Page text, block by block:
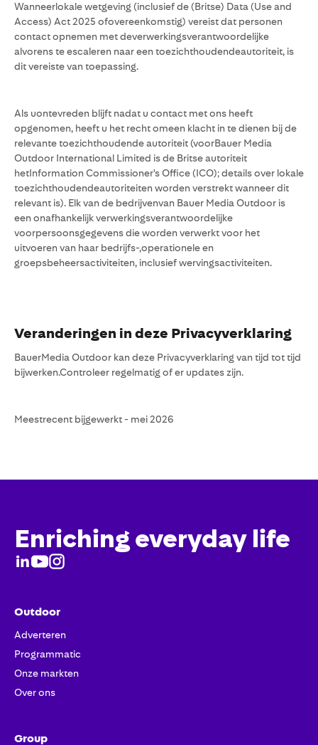
Wanneerlokale wetgeving (inclusief de (Britse) Data (Use and
Access) Act 2025 ofovereenkomstig) vereist dat personen
contact opnemen met deverwerkingsverantwoordelijke
alvorens te escaleren naar een toezichthoudendeautoriteit, is
dit vereiste van toepassing.
Als uontevreden blijft nadat u contact met ons heeft
opgenomen, heeft u het recht omeen klacht in te dienen bij de
relevante toezichthoudende autoriteit (voorBauer Media
Outdoor International Limited is de Britse autoriteit
hetInformation Commissioner's Office (ICO); details over lokale
toezichthoudendeautoriteiten worden verstrekt wanneer dit
relevant is). Elk van de bedrijvenvan Bauer Media Outdoor is
een onafhankelijk verwerkingsverantwoordelijke
voorpersoonsgegevens die worden verwerkt voor het
uitvoeren van haar bedrijfs-,operationele en
groepsbeheersactiviteiten, inclusief wervingsactiviteiten.
Veranderingen in deze Privacyverklaring
BauerMedia Outdoor kan deze Privacyverklaring van tijd tot tijd
bijwerken.Controleer regelmatig of er updates zijn.
Meestrecent bijgewerkt - mei 2026
Enriching everyday life
Outdoor
Adverteren
Programmatic
Onze markten
Over ons
Group